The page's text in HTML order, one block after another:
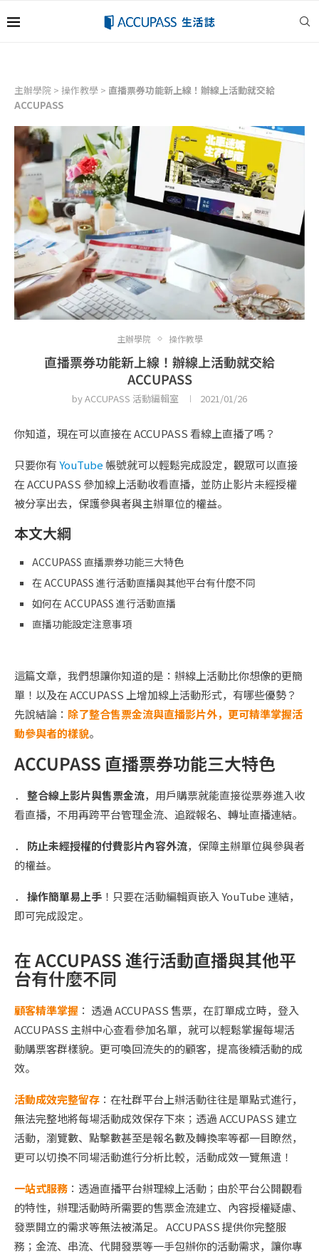
主辦學院 > 操作教學 > 直播票券功能新上線！辦線上活動就交給
ACCUPASS
主辦學院 操作教學
直播票券功能新上線！辦線上活動就交給
ACCUPASS
byACCUPASS 活動編輯室 2021/01/26
你知道，現在可以直接在 ACCUPASS 看線上直播了嗎？
只要你有YouTube 帳號就可以輕鬆完成設定，觀眾可以直接
在 ACCUPASS 參加線上活動收看直播，並防止影片未經授權
被分享出去，保護參與者與主辦單位的權益。
本文大綱
ACCUPASS 直播票券功能三大特色
在 ACCUPASS 進行活動直播與其他平台有什麼不同
如何在 ACCUPASS 進行活動直播
直播功能設定注意事項
這篇文章，我們想讓你知道的是：辦線上活動比你想像的更簡
單！以及在 ACCUPASS 上增加線上活動形式，有哪些優勢？
先說結論： 除了整合售票金流與直播影片外，更可精準掌握活
動參與者的樣貌。
ACCUPASS 直播票券功能三大特色
． 整合線上影片與售票金流，用戶購票就能直接從票券進入收
看直播，不用再跨平台管理金流、追蹤報名、轉址直播連結。
． 防止未經授權的付費影片內容外流，保障主辦單位與參與者
的權益。
． 操作簡單易上手 ！只要在活動編輯頁嵌入 YouTube 連結，
即可完成設定。
在 ACCUPASS 進行活動直播與其他平
台有什麼不同
顧客精準掌握 ： 透過 ACCUPASS 售票，在訂單成立時，登入
ACCUPASS 主辦中心查看參加名單，就可以輕鬆掌握每場活
動購票客群樣貌。更可喚回流失的的顧客，提高後續活動的成
效。
活動成效完整留存 ：在社群平台上辦活動往往是單點式進行，
無法完整地將每場活動成效保存下來；透過 ACCUPASS 建立
活動，瀏覽數、點擊數甚至是報名數及轉換率等都一目瞭然，
更可以切換不同場活動進行分析比較，活動成效一覽無遺！
一站式服務 ：透過直播平台辦理線上活動；由於平台公開觀看
的特性，辦理活動時所需要的售票金流建立、內容授權疑慮、
發票開立的需求等無法被滿足。 ACCUPASS 提供你完整服
務；金流、串流、代開發票等一手包辦你的活動需求，讓你專